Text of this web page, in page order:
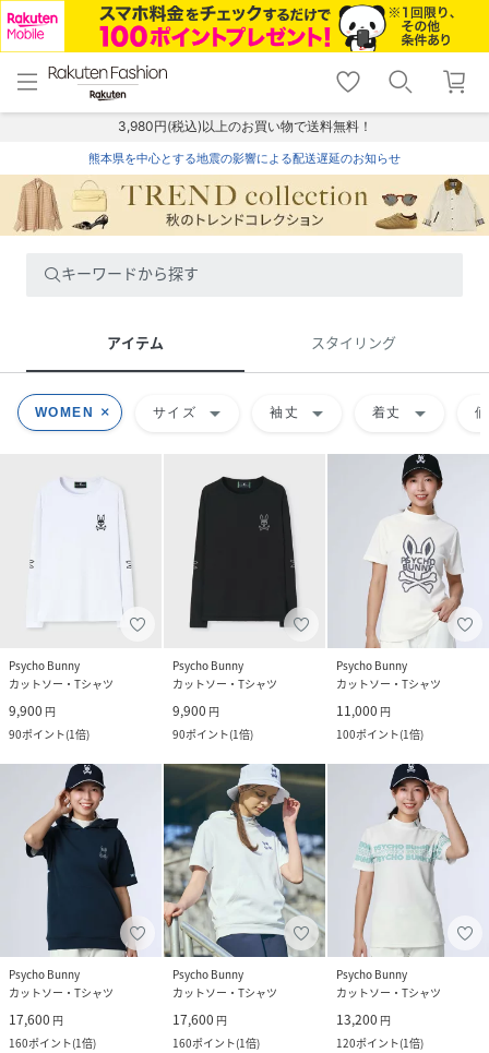
menu home
トップ
shopping_cart lock_outline
ログイン
3,980円(税込)以上のお買い物で送料無料！
熊本県を中心とする地震の影響による配送遅延のお知らせ
キーワードから探す
アイテム スタイリング
WOMEN サイズ arrow_drop_down 袖丈 arrow_drop_down 着丈 arrow_drop_down
Psycho Bunny
カットソー・Tシャツ
9,900 円
90ポイント(1倍)
Psycho Bunny
カットソー・Tシャツ
9,900 円
90ポイント(1倍)
Psycho Bunny
カットソー・Tシャツ
11,000 円
100ポイント(1倍)
Psycho Bunny
カットソー・Tシャツ
17,600 円
160ポイント(1倍)
Psycho Bunny
カットソー・Tシャツ
17,600 円
160ポイント(1倍)
Psycho Bunny
カットソー・Tシャツ
13,200 円
120ポイント(1倍)